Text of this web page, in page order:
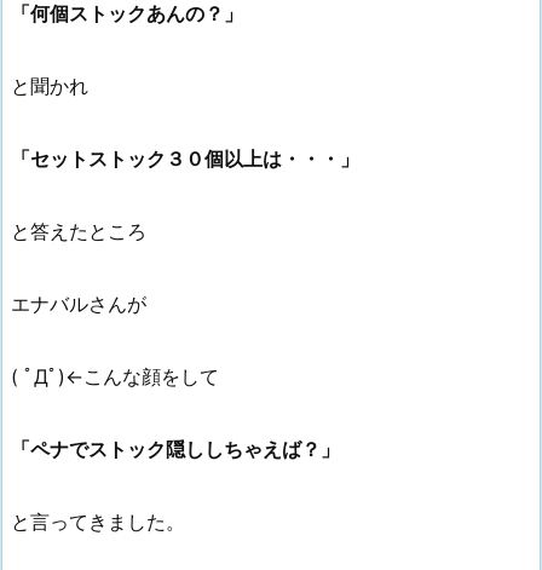
「何個ストックあんの？」
と聞かれ
「セットストック３０個以上は・・・」
と答えたところ
エナバルさんが
( ﾟДﾟ)←こんな顔をして
「ペナでストック隠ししちゃえば？」
と言ってきました。